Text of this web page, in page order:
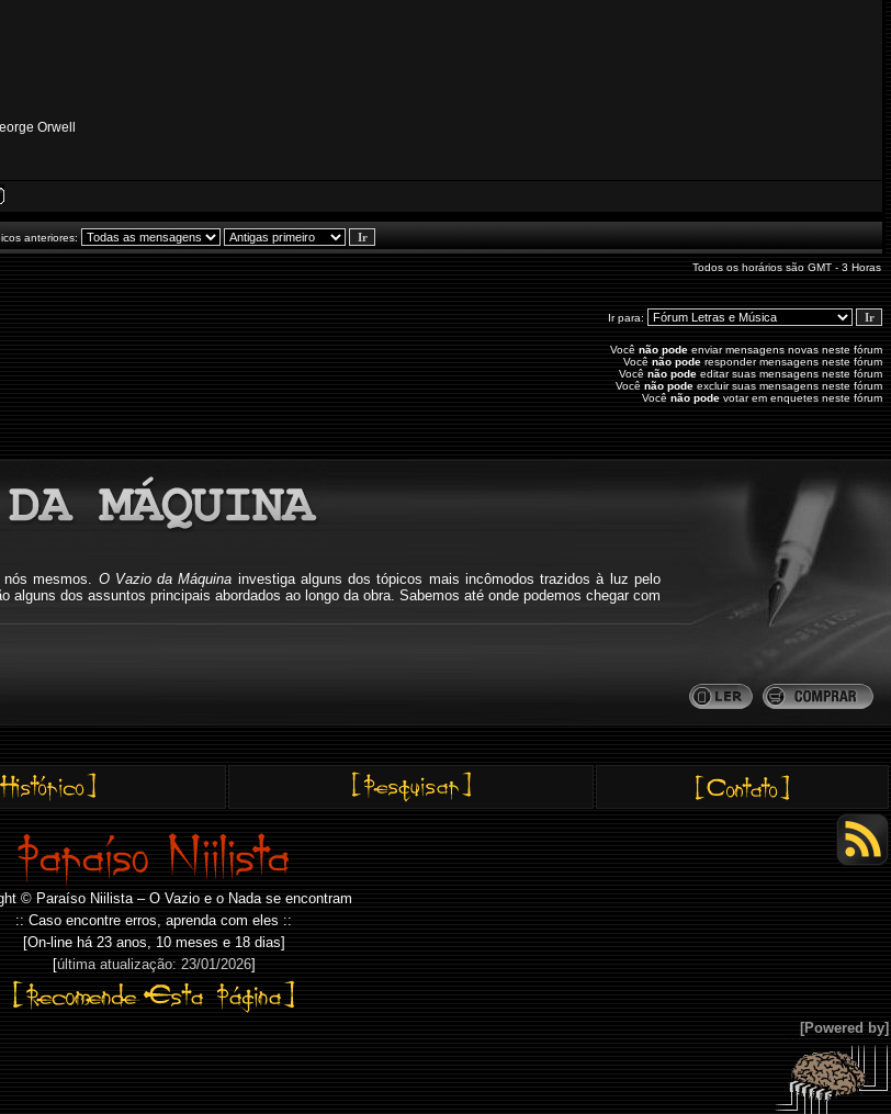
Orwell
anteriores:
Todos os horários são GMT - 3 Horas
Ir para:
Vocênão pode enviar mensagens novas neste fórum
Vocênão pode responder mensagens neste fórum
Vocênão pode editar suas mensagens neste fórum
Vocênão pode excluir suas mensagens neste fórum
Vocênão pode votar em enquetes neste fórum
mesmos. O Vazio da Máquina investiga alguns dos tópicos mais incômodos trazidos à luz pelo
dos assuntos principais abordados ao longo da obra. Sabemos até onde podemos chegar com
© Paraíso Niilista – O Vazio e o Nada se encontram
:: Caso encontre erros, aprenda com eles ::
[On-line há 23 anos, 10 meses e 18 dias]
[última atualização: 23/01/2026]
[Powered by]